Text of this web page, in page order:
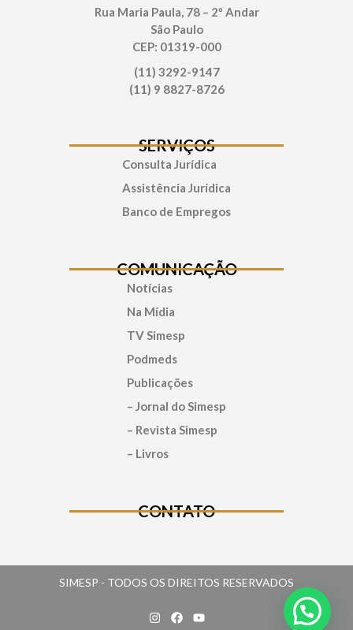
Rua Maria Paula, 78 – 2º Andar
São Paulo
CEP: 01319-000
(11) 3292-9147
(11) 9 8827-8726
SERVIÇOS
Consulta Jurídica
Assistência Jurídica
Banco de Empregos
COMUNICAÇÃO
Notícias
Na Mídia
TV Simesp
Podmeds
Publicações
– Jornal do Simesp
– Revista Simesp
– Livros
CONTATO
SIMESP - TODOS OS DIREITOS RESERVADOS